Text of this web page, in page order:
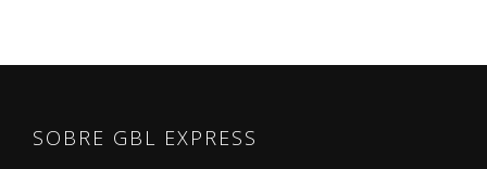
SOBRE GBL EXPRESS